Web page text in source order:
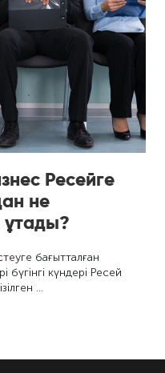
Ресейге
не
бағытталған
бүгінгі күндері Ресей
…